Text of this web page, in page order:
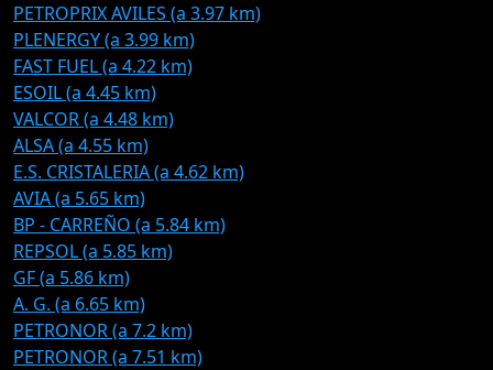
PETROPRIX AVILES (a 3.97 km)
PLENERGY (a 3.99 km)
FAST FUEL (a 4.22 km)
ESOIL (a 4.45 km)
VALCOR (a 4.48 km)
ALSA (a 4.55 km)
E.S. CRISTALERIA (a 4.62 km)
AVIA (a 5.65 km)
BP - CARREÑO (a 5.84 km)
REPSOL (a 5.85 km)
GF (a 5.86 km)
A. G. (a 6.65 km)
PETRONOR (a 7.2 km)
PETRONOR (a 7.51 km)